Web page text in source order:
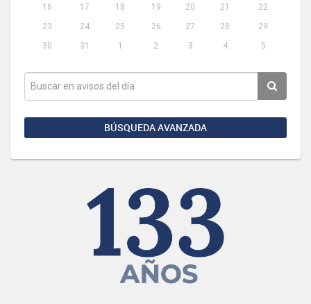
16
17 18 19 20 21
22
23
24 25 26 27 28
29
30
31 1 2 3 4 5
BÚSQUEDA AVANZADA